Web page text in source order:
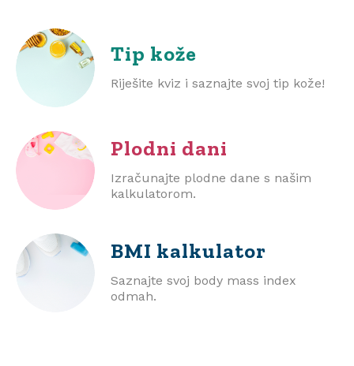
Tip kože
Riješite kviz i saznajte svoj tip kože!
Plodni dani
Izračunajte plodne dane s našim
kalkulatorom.
BMI kalkulator
Saznajte svoj body mass index
odmah.